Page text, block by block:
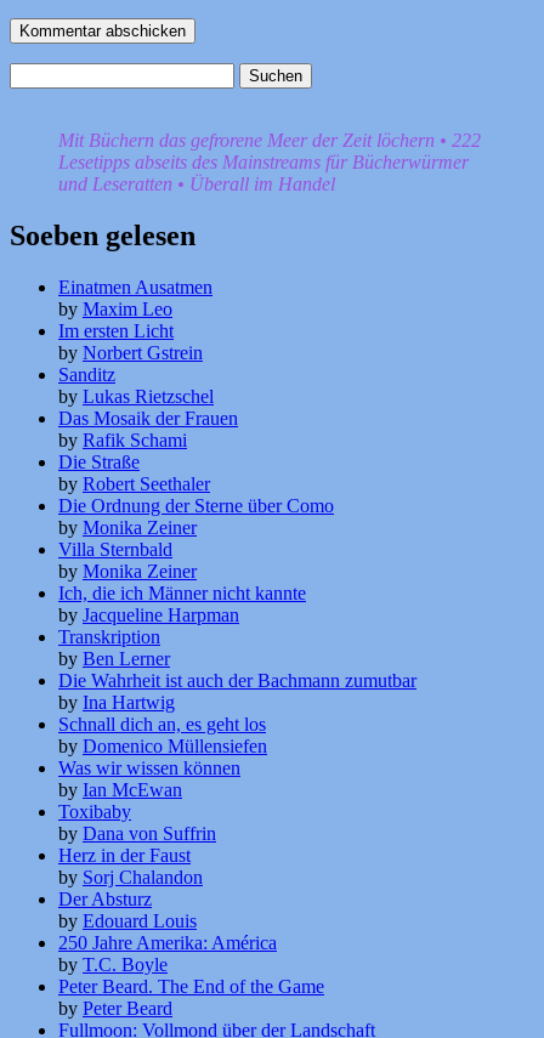
nach:
Mit Büchern das gefrorene Meer der Zeit löchern • 222
Lesetipps abseits des Mainstreams für Bücherwürmer
und Leseratten • Überall im Handel
Soeben gelesen
Einatmen Ausatmen
by Maxim Leo
Im ersten Licht
by Norbert Gstrein
Sanditz
by Lukas Rietzschel
Das Mosaik der Frauen
by Rafik Schami
Die Straße
by Robert Seethaler
Die Ordnung der Sterne über Como
by Monika Zeiner
Villa Sternbald
by Monika Zeiner
Ich, die ich Männer nicht kannte
by Jacqueline Harpman
Transkription
by Ben Lerner
Die Wahrheit ist auch der Bachmann zumutbar
by Ina Hartwig
Schnall dich an, es geht los
by Domenico Müllensiefen
Was wir wissen können
by Ian McEwan
Toxibaby
by Dana von Suffrin
Herz in der Faust
by Sorj Chalandon
Der Absturz
by Edouard Louis
250 Jahre Amerika: América
by T.C. Boyle
Peter Beard. The End of the Game
by Peter Beard
Fullmoon: Vollmond über der Landschaft